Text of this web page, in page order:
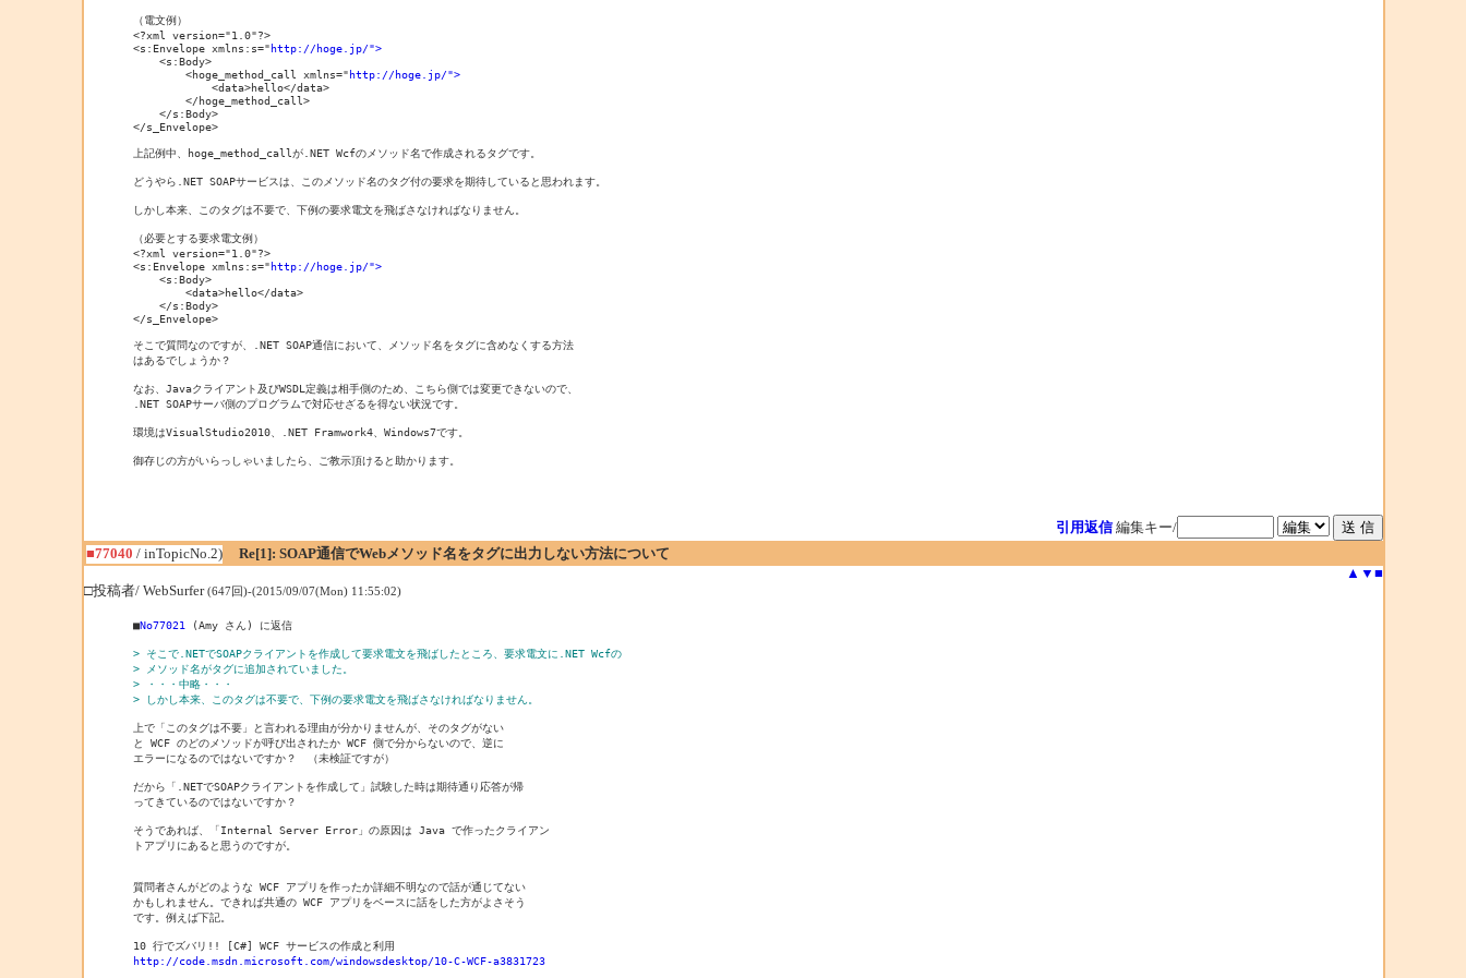
（電文例）
<?xml version="1.0"?>
<s:Envelope xmlns:s="http://hoge.jp/">
    <s:Body>
        <hoge_method_call xmlns="
http://hoge.jp/">
            <data>hello</data>
        </hoge_method_call>
    </s:Body>
</s_Envelope>
上記例中、hoge_method_callが.NET Wcfのメソッド名で作成されるタグです。
どうやら.NET SOAPサービスは、このメソッド名のタグ付の要求を期待していると思われます。
しかし本来、このタグは不要で、下例の要求電文を飛ばさなければなりません。
（必要とする要求電文例）
<?xml version="1.0"?>
<s:Envelope xmlns:s="http://hoge.jp/">
    <s:Body>
        <data>hello</data>
    </s:Body>
</s_Envelope>
そこで質問なのですが、.NET SOAP通信において、メソッド名をタグに含めなくする方法
はあるでしょうか？
なお、Javaクライアント及びWSDL定義は相手側のため、こちら側では変更できないので、
.NET SOAPサーバ側のプログラムで対応せざるを得ない状況です。
環境はVisualStudio2010、.NET Framwork4、Windows7です。
御存じの方がいらっしゃいましたら、ご教示頂けると助かります。
引用返信 編集キー/
■77040 / inTopicNo.2)
Re[1]: SOAP通信でWebメソッド名をタグに出力しない方法について
▲ ▼ ■
□投稿者/ WebSurfer(647回)-(2015/09/07(Mon) 11:55:02)
■No77021 (Amy さん) に返信
> そこで.NETでSOAPクライアントを作成して要求電文を飛ばしたところ、要求電文に.NET Wcfの
> メソッド名がタグに追加されていました。
> ・・・中略・・・
> しかし本来、このタグは不要で、下例の要求電文を飛ばさなければなりません。
上で「このタグは不要」と言われる理由が分かりませんが、そのタグがない
と WCF のどのメソッドが呼び出されたか WCF 側で分からないので、逆に
エラーになるのではないですか？　（未検証ですが）
だから「.NETでSOAPクライアントを作成して」試験した時は期待通り応答が帰
ってきているのではないですか？
そうであれば、「Internal Server Error」の原因は Java で作ったクライアン
トアプリにあると思うのですが。
質問者さんがどのような WCF アプリを作ったか詳細不明なので話が通じてない
かもしれません。できれば共通の WCF アプリをベースに話をした方がよさそう
です。例えば下記。
http://code.msdn.microsoft.com/windowsdesktop/10-C-WCF-a3831723